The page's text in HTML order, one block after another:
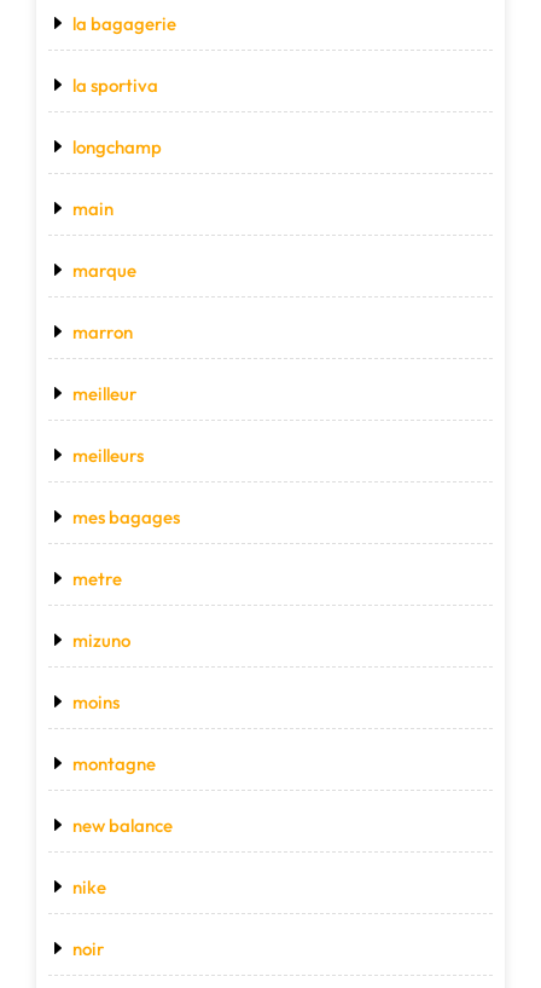
la bagagerie
la sportiva
longchamp
main
marque
marron
meilleur
meilleurs
mes bagages
metre
mizuno
moins
montagne
new balance
nike
noir